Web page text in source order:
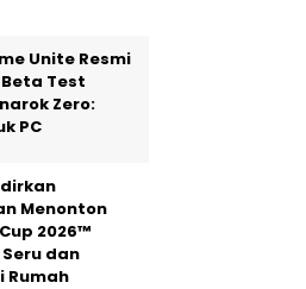
Unite Resmi
Test
Zero:
PC
Menonton
2026™
dan
Rumah